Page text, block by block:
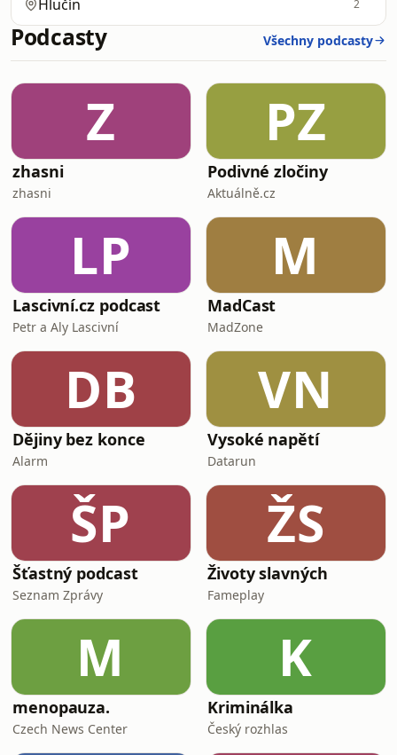
Hlučín 2
Podcasty Všechny podcasty
Z
zhasni
zhasni
PZ
Podivné zločiny
Aktuálně.cz
LP
Lascivní.cz podcast
Petr a Aly Lascivní
M
MadCast
MadZone
DB
Dějiny bez konce
Alarm
VN
Vysoké napětí
Datarun
ŠP
Šťastný podcast
Seznam Zprávy
ŽS
Životy slavných
Fameplay
M
menopauza.
Czech News Center
K
Kriminálka
Český rozhlas